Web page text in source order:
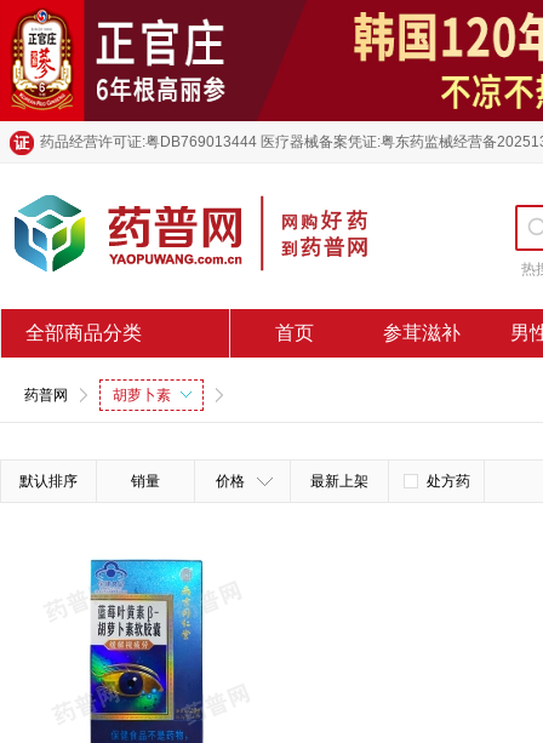
药品经营许可证:粤DB769013444 医疗器械备案凭证:粤东药监械经营备
热
全部商品分类 首页 参茸滋补 男
药普网 胡萝卜素
默认排序 销量 价格 最新上架 处方药